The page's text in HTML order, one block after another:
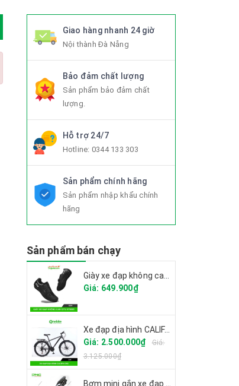
Giao hàng nhanh 24 giờ
Nội thành Đà Nẵng
Bảo đảm chất lượng
Sản phẩm bảo đảm chất
lượng.
Hỗ trợ 24/7
Hotline: 0344 133 303
Sản phẩm chính hãng
Sản phẩm nhập khẩu chính
hãng
Sản phẩm bán chạy
Giá: 649.900₫
Xe đạp địa hình CALIFA CK6
Giá: 2.500.000₫
Giá:
3.125.000₫